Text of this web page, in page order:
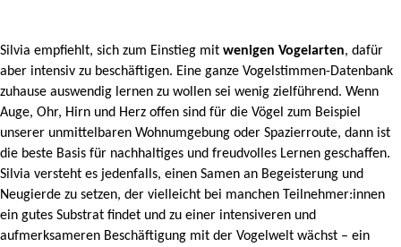
Silvia empfiehlt, sich zum Einstieg mit wenigen Vogelarten, dafür
aber intensiv zu beschäftigen. Eine ganze Vogelstimmen-Datenbank
zuhause auswendig lernen zu wollen sei wenig zielführend. Wenn
Auge, Ohr, Hirn und Herz offen sind für die Vögel zum Beispiel
unserer unmittelbaren Wohnumgebung oder Spazierroute, dann ist
die beste Basis für nachhaltiges und freudvolles Lernen geschaffen.
Silvia versteht es jedenfalls, einen Samen an Begeisterung und
Neugierde zu setzen, der vielleicht bei manchen Teilnehmer:innen
ein gutes Substrat findet und zu einer intensiveren und
aufmerksameren Beschäftigung mit der Vogelwelt wächst – ein